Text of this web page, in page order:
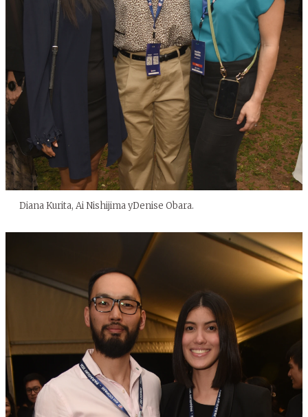
Diana Kurita, Ai Nishijima yDenise Obara.